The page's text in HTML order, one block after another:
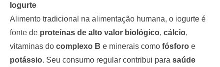
Iogurte
Alimento tradicional na alimentação humana, o iogurte é
fonte de proteínas de alto valor biológico, cálcio,
vitaminas do complexo B e minerais como fósforo e
potássio. Seu consumo regular contribui para saúde